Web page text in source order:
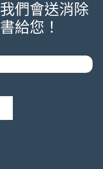
們會送消除
給您！